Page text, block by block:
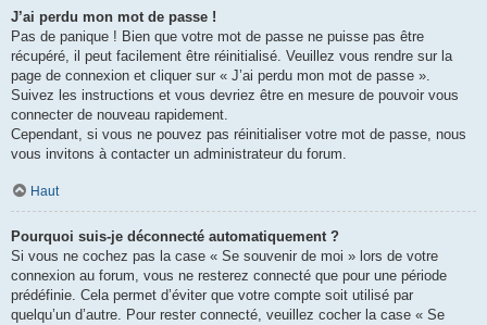
J’ai perdu mon mot de passe !
Pas de panique ! Bien que votre mot de passe ne puisse pas être
récupéré, il peut facilement être réinitialisé. Veuillez vous rendre sur la
page de connexion et cliquer sur « J’ai perdu mon mot de passe ».
Suivez les instructions et vous devriez être en mesure de pouvoir vous
connecter de nouveau rapidement.
Cependant, si vous ne pouvez pas réinitialiser votre mot de passe, nous
vous invitons à contacter un administrateur du forum.
Haut
Pourquoi suis-je déconnecté automatiquement ?
Si vous ne cochez pas la case « Se souvenir de moi » lors de votre
connexion au forum, vous ne resterez connecté que pour une période
prédéfinie. Cela permet d’éviter que votre compte soit utilisé par
quelqu’un d’autre. Pour rester connecté, veuillez cocher la case « Se